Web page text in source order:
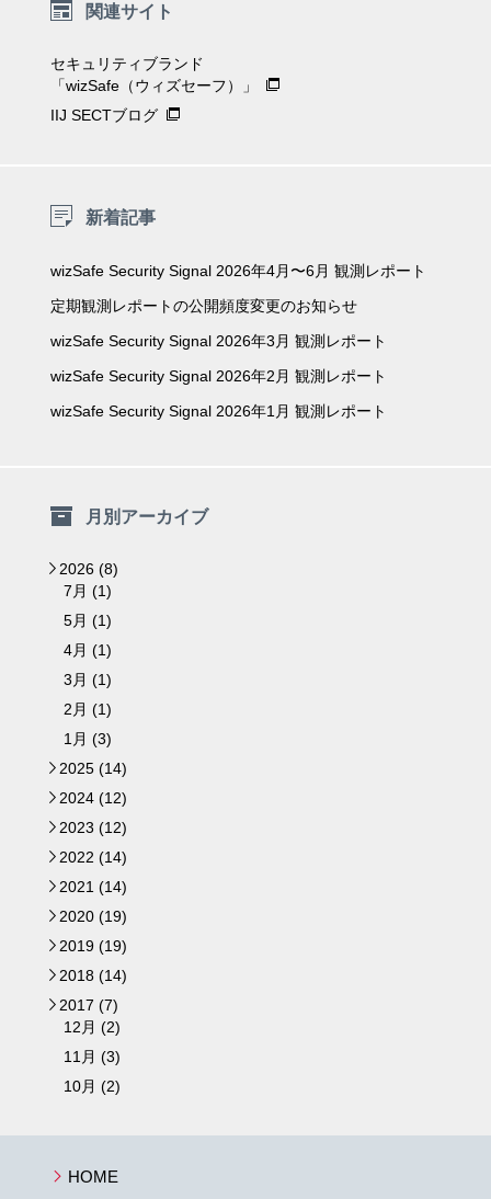
関連サイト
セキュリティブランド
「wizSafe（ウィズセーフ）」
IIJ SECTブログ
新着記事
wizSafe Security Signal 2026年4月〜6月 観測レポート
定期観測レポートの公開頻度変更のお知らせ
wizSafe Security Signal 2026年3月 観測レポート
wizSafe Security Signal 2026年2月 観測レポート
wizSafe Security Signal 2026年1月 観測レポート
月別アーカイブ
▼
2026 (8)
7月 (1)
5月 (1)
4月 (1)
3月 (1)
2月 (1)
1月 (3)
►
2025 (14)
►
2024 (12)
►
2023 (12)
►
2022 (14)
►
2021 (14)
►
2020 (19)
►
2019 (19)
►
2018 (14)
▼
2017 (7)
12月 (2)
11月 (3)
10月 (2)
HOME